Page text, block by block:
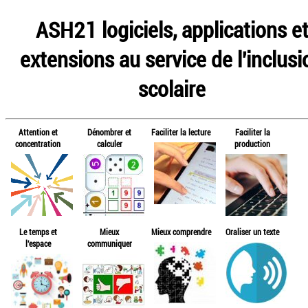
ASH21 logiciels, applications et
extensions au service de
scolaire
Attention et
concentration
Dénombrer et
calculer
Faciliter la lecture
Faciliter la
production
Le temps et
l'espace
Mieux
communiquer
Mieux comprendre Oraliser un texte